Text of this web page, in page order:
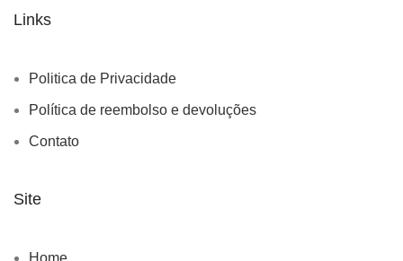
Links
Politica de Privacidade
Política de reembolso e devoluções
Contato
Site